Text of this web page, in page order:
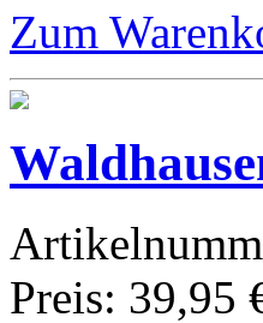
Zum
Preis: 39,95